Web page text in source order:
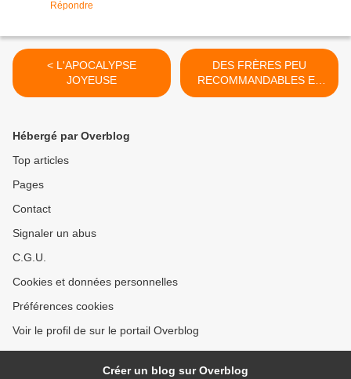
Répondre
< L'APOCALYPSE
JOYEUSE
DES FRÈRES PEU
RECOMMANDABLES EL
PAÏS >
Hébergé par Overblog
Top articles
Pages
Contact
Signaler un abus
C.G.U.
Cookies et données personnelles
Préférences cookies
Voir le profil de sur le portail Overblog
Créer un blog sur Overblog